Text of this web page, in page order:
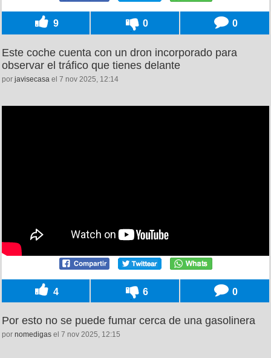
9 0 0
Este coche cuenta con un dron incorporado para
observar el tráfico que tienes delante
por javisecasa el 7 nov 2025, 12:14
4 6 0
Por esto no se puede fumar cerca de una gasolinera
por nomedigas el 7 nov 2025, 12:15